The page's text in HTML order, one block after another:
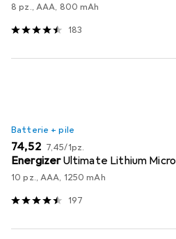
8 pz., AAA, 800 mAh
183
Batterie + pile
EUR
74,52 EUR
7,45/1pz.
EnergizerUltimate Lithium Micro
10 pz., AAA, 1250 mAh
197